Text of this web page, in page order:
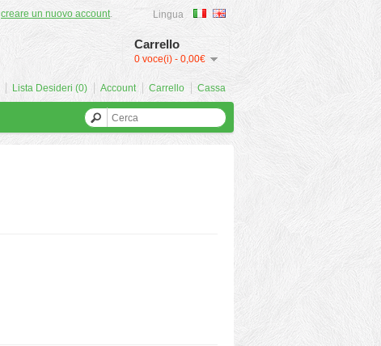
Lingua
Carrello
0 voce(i) - 0,00€
creare un nuovo account.
Lista Desideri (0) Account Carrello Cassa